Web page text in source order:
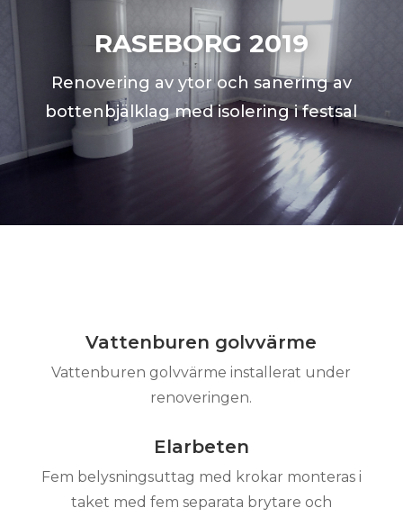
RASEBORG 2019
Renovering av ytor och sanering av
bottenbjälklag med isolering i festsal
Vattenburen golvvärme
Vattenburen golvvärme installerat under
renoveringen.
Elarbeten
Fem belysningsuttag med krokar monteras i
taket med fem separata brytare och